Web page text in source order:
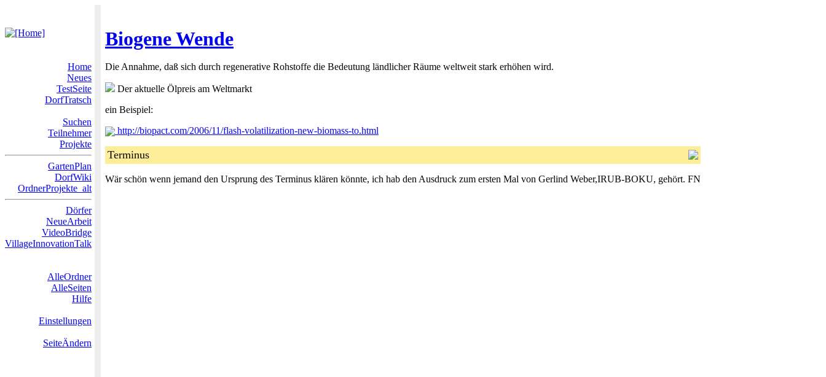
Biogene Wende
Home
Neues
TestSeite
DorfTratsch
Suchen
Teilnehmer
Projekte
GartenPlan
DorfWiki
OrdnerProjekte_alt
Dörfer
NeueArbeit
VideoBridge
VillageInnovationTalk
AlleOrdner
AlleSeiten
Hilfe
Einstellungen
SeiteÄndern
Die Annahme, daß sich durch regenerative Rohstoffe die Bedeutung ländlicher Räume weltweit stark erhöhen wird.
Der aktuelle Ölpreis am Weltmarkt
ein Beispiel:
http://biopact.com/2006/11/flash-volatilization-new-biomass-to.html
Terminus
Wär schön wenn jemand den Ursprung des Terminus klären könnte, ich hab den Ausdruck zum ersten Mal von Gerlind Weber,IRUB-BOKU, gehört. FN